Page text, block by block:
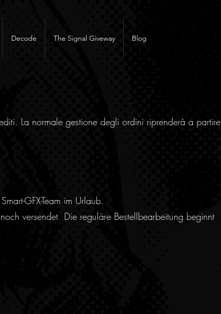
Decode The Signal Giveway Blog
La normale gestione degli ordini riprenderà a partire
GFX-Team im Urlaub.
versendet. Die reguläre Bestellbearbeitung beginnt